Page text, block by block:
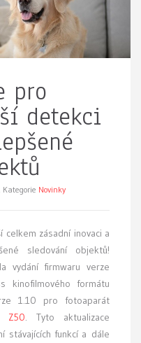
pro
detekci
Novinky
celkem zásadní inovaci a
sledování objektů!
vydání firmwaru verze
kinofilmového formátu
1.10 pro fotoaparát
Z50. Tyto aktualizace
stávajících funkcí a dále